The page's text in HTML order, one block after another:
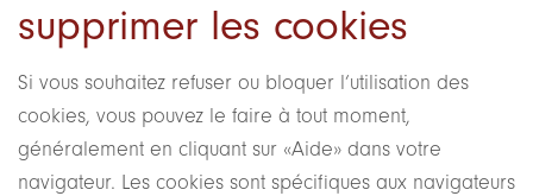
supprimer les cookies
Si vous souhaitez refuser ou bloquer l’utilisation des
cookies, vous pouvez le faire à tout moment,
généralement en cliquant sur «Aide» dans votre
navigateur. Les cookies sont spécifiques aux navigateurs